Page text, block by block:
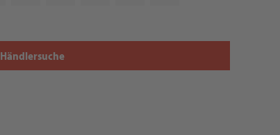
Händlersuche